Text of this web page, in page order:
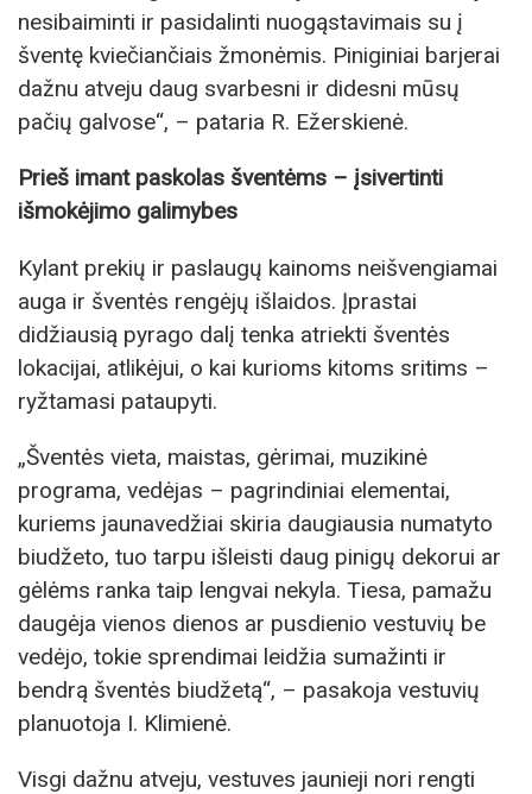
nesibaiminti ir pasidalinti nuogąstavimais su į
šventę kviečiančiais žmonėmis. Piniginiai barjerai
dažnu atveju daug svarbesni ir didesni mūsų
pačių galvose“, – pataria R. Ežerskienė.
Prieš imant paskolas šventėms – įsivertinti
išmokėjimo galimybes
Kylant prekių ir paslaugų kainoms neišvengiamai
auga ir šventės rengėjų išlaidos. Įprastai
didžiausią pyrago dalį tenka atriekti šventės
lokacijai, atlikėjui, o kai kurioms kitoms sritims –
ryžtamasi pataupyti.
„Šventės vieta, maistas, gėrimai, muzikinė
programa, vedėjas – pagrindiniai elementai,
kuriems jaunavedžiai skiria daugiausia numatyto
biudžeto, tuo tarpu išleisti daug pinigų dekorui ar
gėlėms ranka taip lengvai nekyla. Tiesa, pamažu
daugėja vienos dienos ar pusdienio vestuvių be
vedėjo, tokie sprendimai leidžia sumažinti ir
bendrą šventės biudžetą“, – pasakoja vestuvių
planuotoja I. Klimienė.
Visgi dažnu atveju, vestuves jaunieji nori rengti